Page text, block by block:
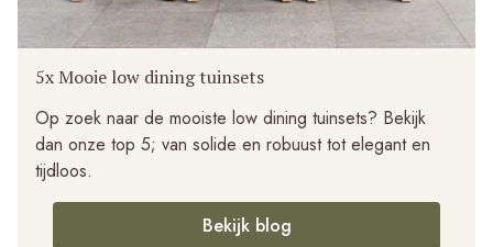
5x Mooie low dining tuinsets
Op zoek naar de mooiste low dining tuinsets? Bekijk
dan onze top 5; van solide en robuust tot elegant en
tijdloos.
Bekijk blog